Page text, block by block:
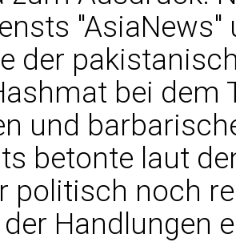
der
bei dem
und
betonte laut
politisch noch
Handlungen